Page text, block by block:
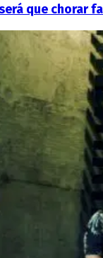
que chorar